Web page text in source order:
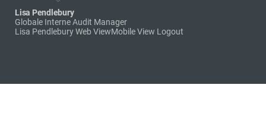
Lisa Pendlebury
Globale Interne Audit Manager
Lisa Pendlebury Web ViewMobile View Logout